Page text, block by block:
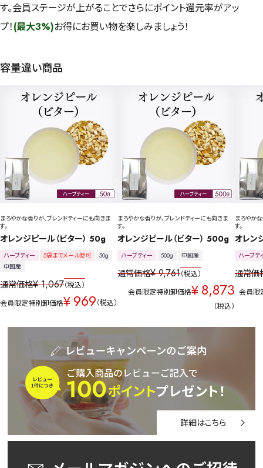
す。会員ステージが上がることでさらにポイント還元率がアッ
プ！(最大3%)お得にお買い物を楽しみましょう！
容量違い商品
まろやかな香りが、ブレンドティーにも向きま
す。
オレンジピール（ビター） 50g
ハーブティー 5袋までメール便可
50g
中国産
通常価格¥ 1,067 税込
会員限定特別卸価格¥969 税込
まろやかな香りが、ブレンドティーにも向きま
す。
オレンジピール（ビター） 500g
ハーブティー 500g 中国産
通常価格¥ 9,761 税込
会員限定特別卸価格¥8,873
税込
まろやか
す。
オレン
ハーブテ
通常価
会員限
詳細はこちら